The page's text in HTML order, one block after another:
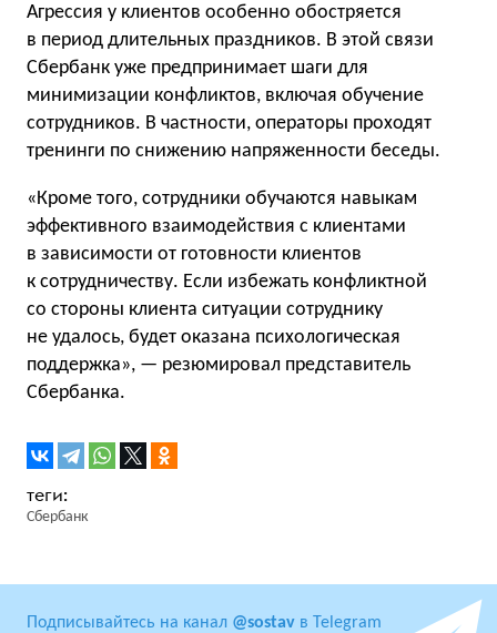
Агрессия у клиентов особенно обостряется
в период длительных праздников. В этой связи
Сбербанк уже предпринимает шаги для
минимизации конфликтов, включая обучение
сотрудников. В частности, операторы проходят
тренинги по снижению напряженности беседы.
«Кроме того, сотрудники обучаются навыкам
эффективного взаимодействия с клиентами
в зависимости от готовности клиентов
к сотрудничеству. Если избежать конфликтной
со стороны клиента ситуации сотруднику
не удалось, будет оказана психологическая
поддержка», — резюмировал представитель
Сбербанка.
Сбербанк
Подписывайтесь на канал @sostav в Telegram